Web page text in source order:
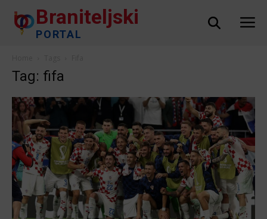
Braniteljski
PORTAL
Tag: fifa